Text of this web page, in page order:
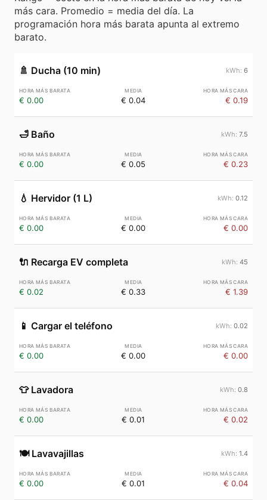
más cara. Promedio = media del día. La
programación hora más barata apunta al extremo
barato.
🚿 Ducha (10 min) 6
€ 0.00 € 0.04 € 0.19
🛁 Baño 7.5
€ 0.00 € 0.05 € 0.23
💧 Hervidor (1 L) 0.12
€ 0.00 € 0.00 € 0.00
🔌 Recarga EV completa 45
€ 0.02 € 0.33 € 1.39
📱 Cargar el teléfono 0.02
€ 0.00 € 0.00 € 0.00
👕 Lavadora 0.8
€ 0.00 € 0.01 € 0.02
🍽️ Lavavajillas 1.4
€ 0.00 € 0.01 € 0.04